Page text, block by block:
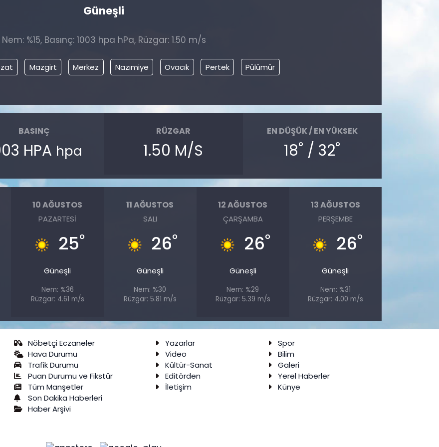
Güneşli
Nem: %15, Basınç: 1003 hpa hPa, Rüzgar: 1.50 m/s
Mazgirt Merkez Nazımiye Ovacık Pertek Pülümür
BASINÇ
HPA hpa
RÜZGAR
1.50 M/S
EN DÜŞÜK / EN YÜKSEK
18° / 32°
10 AĞUSTOS
PAZARTESI
25°
Güneşli
Nem: %36
Rüzgar: 4.61 m/s
11 AĞUSTOS
SALI
26°
Güneşli
Nem: %30
Rüzgar: 5.81 m/s
12 AĞUSTOS
ÇARŞAMBA
26°
Güneşli
Nem: %29
Rüzgar: 5.39 m/s
13 AĞUSTOS
PERŞEMBE
26°
Güneşli
Nem: %31
Rüzgar: 4.00 m/s
Nöbetçi Eczaneler
Hava Durumu
Trafik Durumu
Puan Durumu ve Fikstür
Tüm Manşetler
Son Dakika Haberleri
Haber Arşivi
Yazarlar
Spor
Video
Bilim
Kültür-Sanat
Galeri
Editörden
Yerel Haberler
İletişim
Künye